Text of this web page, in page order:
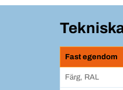
Fast egendom
Färg, RAL